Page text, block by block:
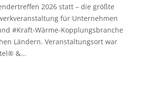
2026 statt – die größte
für Unternehmen
#Kraft-Wärme-Kopplungsbranche
Ländern. Veranstaltungsort war
&...